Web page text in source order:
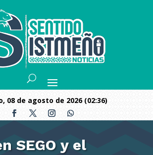
08 de agosto de 2026 (02:36)
SEGO y el